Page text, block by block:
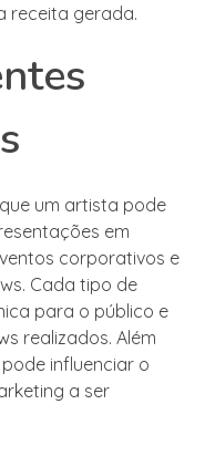
receita gerada.
um artista pode
em
corporativos e
Cada tipo de
para o público e
realizados. Além
influenciar o
a ser